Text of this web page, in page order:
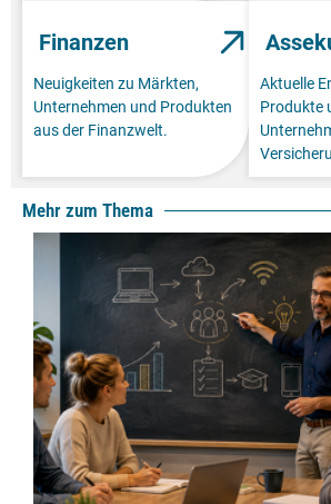
Finanzen
Neuigkeiten zu Märkten,
Unternehmen und Produkten
aus der Finanzwelt.
Aktuelle
Produkte
Mehr zum Thema